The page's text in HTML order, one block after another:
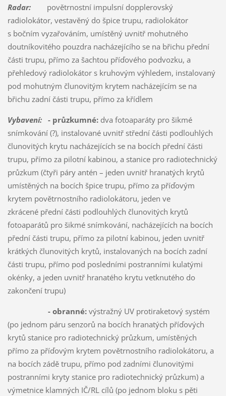
Radar:povětrnostní impulsní dopplerovský
radiolokátor, vestavěný do špice trupu, radiolokátor
s bočním vyzařováním, umístěný uvnitř mohutného
doutníkovitého pouzdra nacházejícího se na břichu přední
části trupu, přímo za šachtou příďového podvozku, a
přehledový radiolokátor s kruhovým výhledem, instalovaný
pod mohutným člunovitým krytem nacházejícím se na
břichu zadní části trupu, přímo za křídlem
Vybavení: - průzkumné:dva fotoaparáty pro šikmé
snímkování (?), instalované uvnitř střední části podlouhlých
člunovitých krytu nacházejících se na bocích přední části
trupu, přímo za pilotní kabinou, a stanice pro radiotechnický
průzkum (čtyři páry antén – jeden uvnitř hranatých krytů
umístěných na bocích špice trupu, přímo za příďovým
krytem povětrnostního radiolokátoru, jeden ve
zkrácené přední části podlouhlých člunovitých krytů
fotoaparátů pro šikmé snímkování, nacházejících na bocích
přední části trupu, přímo za pilotní kabinou, jeden uvnitř
krátkých člunovitých krytů, instalovaných na bocích zadní
části trupu, přímo pod posledními postranními kulatými
okénky, a jeden uvnitř hranatého krytu vetknutého do
zakončení trupu)
- obranné:výstražný UV protiraketový systém
(po jednom páru senzorů na bocích hranatých příďových
krytů stanice pro radiotechnický průzkum, umístěných
přímo za příďovým krytem povětrnostního radiolokátoru, a
na bocích zádě trupu, přímo pod zadními člunovitými
postranními kryty stanice pro radiotechnický průzkum) a
výmetnice klamných IČ/RL cílů (po jednom bloku s pěti